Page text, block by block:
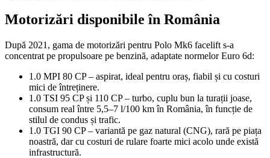
Motorizări disponibile în România
După 2021, gama de motorizări pentru Polo Mk6 facelift s-a
concentrat pe propulsoare pe benzină, adaptate normelor Euro 6d:
1.0 MPI 80 CP – aspirat, ideal pentru oraș, fiabil și cu costuri
mici de întreținere.
1.0 TSI 95 CP și 110 CP – turbo, cuplu bun la turații joase,
consum real între 5,5–7 l/100 km în România, în funcție de
stilul de condus și trafic.
1.0 TGI 90 CP – variantă pe gaz natural (CNG), rară pe piața
noastră, dar cu costuri de rulare foarte mici acolo unde există
infrastructură.